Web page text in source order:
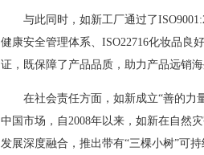
与此同时，如新工厂通过了
健康安全管理体系、ISO22716化妆品良
证，既保障了产品品质，助力产品远销
在社会责任方面，如新成立“善的力
中国市场，自2008年以来，如新在自然
发展深度融合，推出带有“三棵小树”可